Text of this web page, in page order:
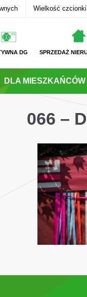
Wielkość czcionki
DG SPRZEDAŻ
DLA MIESZKAŃCÓW
066 –